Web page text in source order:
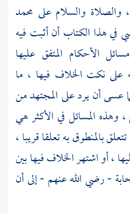
والصلاة والسلام على محمد
في هذا الكتاب أن أثبت فيه
الأحكام المتفق عليها
على نكت الخلاف فيها ، ما
عسى أن يرد على المجتهد من
وهذه المسائل في الأكثر هي
بالمنطوق به تعلقا قريبا ،
، أو اشتهر الخلاف فيها بين
- رضي الله عنهم - إلى أن